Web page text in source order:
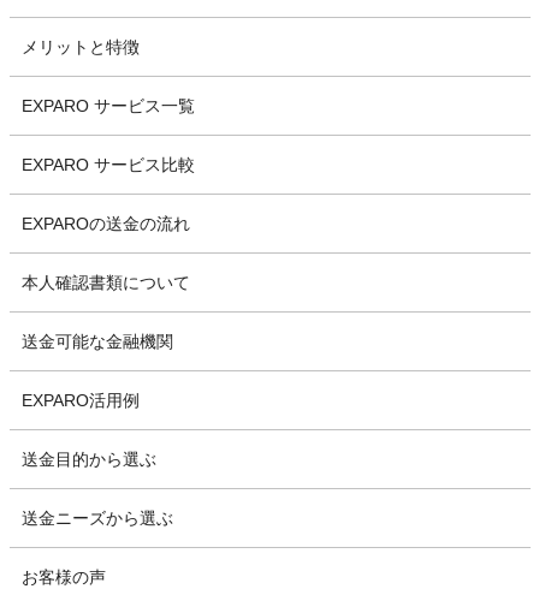
メリットと特徴
EXPARO サービス一覧
EXPARO サービス比較
EXPAROの送金の流れ
本人確認書類について
送金可能な金融機関
EXPARO活用例
送金目的から選ぶ
送金ニーズから選ぶ
お客様の声